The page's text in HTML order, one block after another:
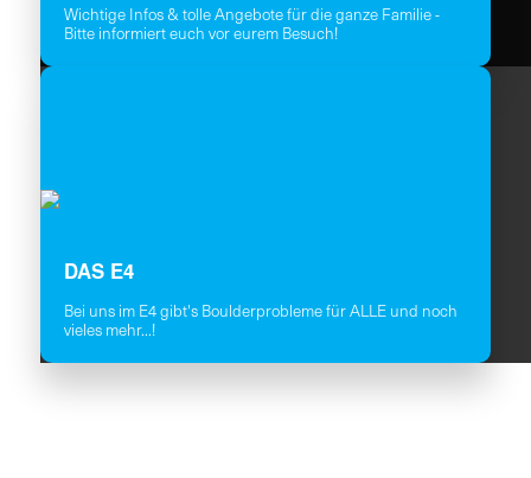
Wichtige Infos & tolle Angebote für die ganze Familie -
Bitte informiert euch vor eurem Besuch!
DAS E4
Bei uns im E4 gibt's Boulderprobleme für ALLE und noch
vieles mehr...!